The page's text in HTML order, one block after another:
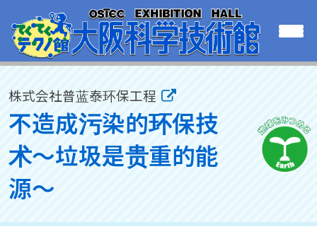
株式会社普蓝泰环保工程
不造成污染的环保技
术〜垃圾是贵重的能
源〜